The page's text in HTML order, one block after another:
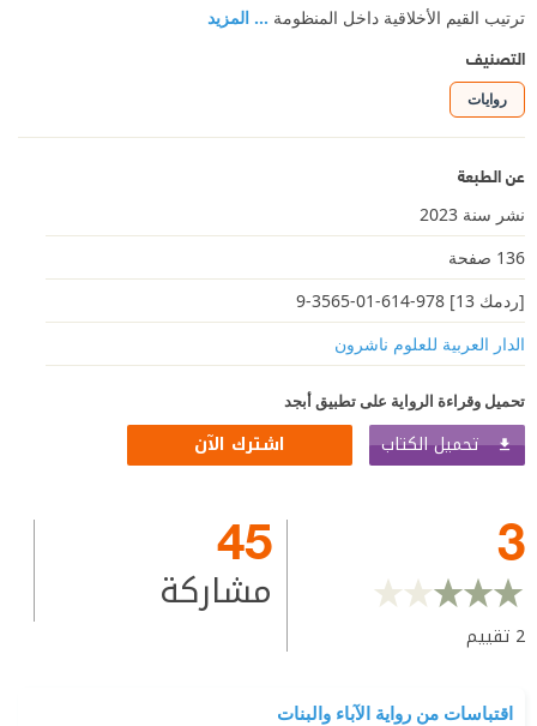
ترتيب القيم الأخلاقية داخل المنظومة ... المزيد
التصنيف
روايات
عن الطبعة
نشر سنة 2023
136 صفحة
[ردمك 13] 978-614-01-3565-9
الدار العربية للعلوم ناشرون
تحميل وقراءة الرواية على تطبيق أبجد
تحميل الكتاب اشترك الآن
3
2 تقييم
45
مشاركة
اقتباسات من رواية الآباء والبنات